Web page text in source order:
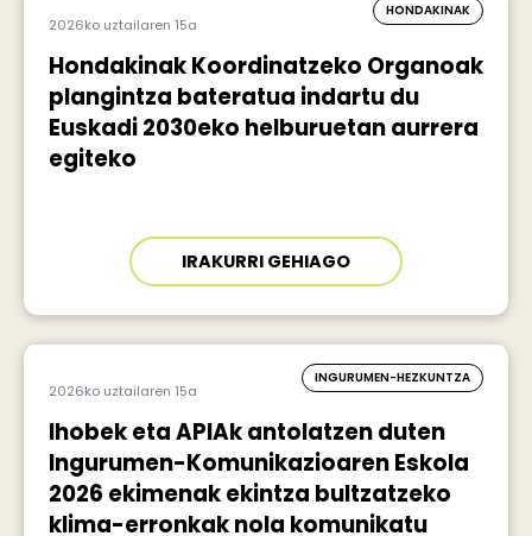
2026ko uztailaren 15a
HONDAKINAK
Hondakinak Koordinatzeko Organoak
plangintza bateratua indartu du
Euskadi 2030eko helburuetan aurrera
egiteko
IRAKURRI GEHIAGO
2026ko uztailaren 15a
INGURUMEN-HEZKUNTZA
Ihobek eta APIAk antolatzen duten
Ingurumen-Komunikazioaren Eskola
2026 ekimenak ekintza bultzatzeko
klima-erronkak nola komunikatu